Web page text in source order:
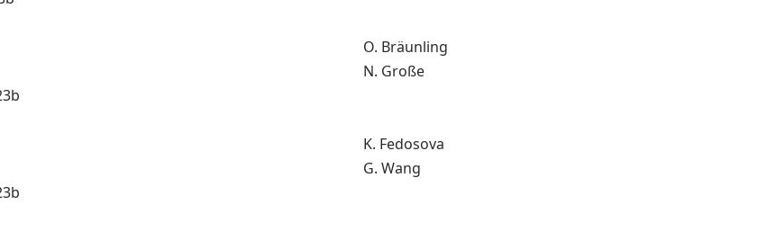
O. Bräunling
N. Große
K. Fedosova
G. Wang